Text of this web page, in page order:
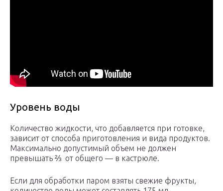
Уровень воды
Количество жидкости, что добавляется при готовке,
зависит от способа приготовления и вида продуктов.
Максимально допустимый объем не должен
превышать ⅔ от общего — в кастрюле.
Если для обработки паром взяты свежие фрукты,